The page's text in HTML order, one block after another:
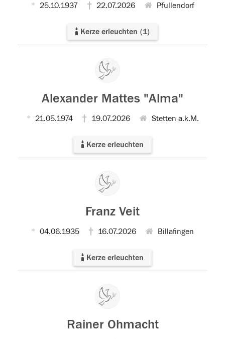
25.10.1937 22.07.2026 Pfullendorf
Kerze erleuchten (1)
Alexander Mattes "Alma"
21.05.1974 19.07.2026 Stetten a.k.M.
Kerze erleuchten
Franz Veit
04.06.1935 16.07.2026 Billafingen
Kerze erleuchten
Rainer Ohmacht